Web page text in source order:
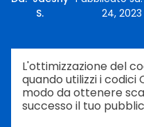
S.
24, 2023
L'ottimizzazione del
quando utilizzi i codici
modo da ottenere
successo il tuo